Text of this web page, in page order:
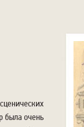
была очень